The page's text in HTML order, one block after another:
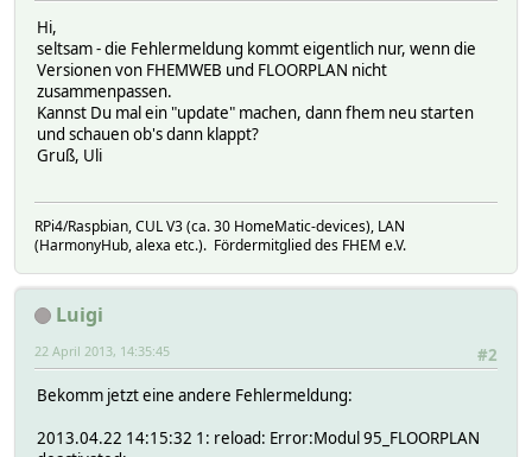
Hi,
seltsam - die Fehlermeldung kommt eigentlich nur, wenn die
Versionen von FHEMWEB und FLOORPLAN nicht
zusammenpassen.
Kannst Du mal ein "update" machen, dann fhem neu starten
und schauen ob's dann klappt?
Gruß, Uli
RPi4/Raspbian, CUL V3 (ca. 30 HomeMatic-devices), LAN
(HarmonyHub, alexa etc.). Fördermitglied des FHEM e.V.
Luigi
#2
22 April 2013, 14:35:45
Bekomm jetzt eine andere Fehlermeldung:
2013.04.22 14:15:32 1: reload: Error:Modul 95_FLOORPLAN